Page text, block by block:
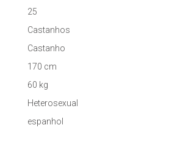
25
Castanhos
Castanho
170 cm
60 kg
Heterosexual
espanhol